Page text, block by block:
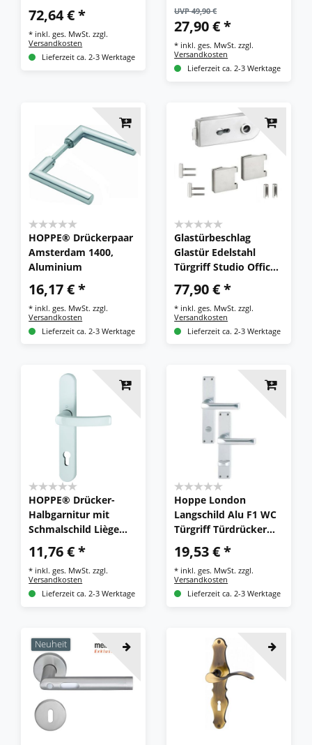
M57/334A/333N/112S
H, 10/92 mm, Messing
72,64 € *
* inkl. ges. MwSt. zzgl.
Versandkosten
Lieferzeit ca. 2-3 Werktage
Schwarz Türgriff
Drückergarnitur
UVP 49,90 €
27,90 € *
* inkl. ges. MwSt. zzgl.
Versandkosten
Lieferzeit ca. 2-3 Werktage
HOPPE® Drückerpaar
Amsterdam 1400,
Aluminium
16,17 € *
* inkl. ges. MwSt. zzgl.
Versandkosten
Lieferzeit ca. 2-3 Werktage
Glastürbeschlag
Glastür Edelstahl
Türgriff Studio Office
Bänder Schloss Glas
SET
77,90 € *
* inkl. ges. MwSt. zzgl.
Versandkosten
Lieferzeit ca. 2-3 Werktage
HOPPE® Drücker-
Halbgarnitur mit
Schmalschild Liège
1540/3357SN, innen,
8/92 mm, Aluminium
11,76 € *
* inkl. ges. MwSt. zzgl.
Versandkosten
Lieferzeit ca. 2-3 Werktage
Hoppe London
Langschild Alu F1 WC
Türgriff Türdrücker
Drückergarnitur
113P/202SP
19,53 € *
* inkl. ges. MwSt. zzgl.
Versandkosten
Lieferzeit ca. 2-3 Werktage
Neuheit